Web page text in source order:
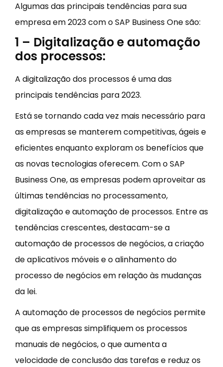
Algumas das principais tendências para sua
empresa em 2023 com o SAP Business One são:
1 – Digitalização e automação
dos processos:
A digitalização dos processos é uma das
principais tendências para 2023.
Está se tornando cada vez mais necessário para
as empresas se manterem competitivas, ágeis e
eficientes enquanto exploram os benefícios que
as novas tecnologias oferecem. Com o SAP
Business One, as empresas podem aproveitar as
últimas tendências no processamento,
digitalização e automação de processos. Entre as
tendências crescentes, destacam-se a
automação de processos de negócios, a criação
de aplicativos móveis e o alinhamento do
processo de negócios em relação às mudanças
da lei.
A automação de processos de negócios permite
que as empresas simplifiquem os processos
manuais de negócios, o que aumenta a
velocidade de conclusão das tarefas e reduz os